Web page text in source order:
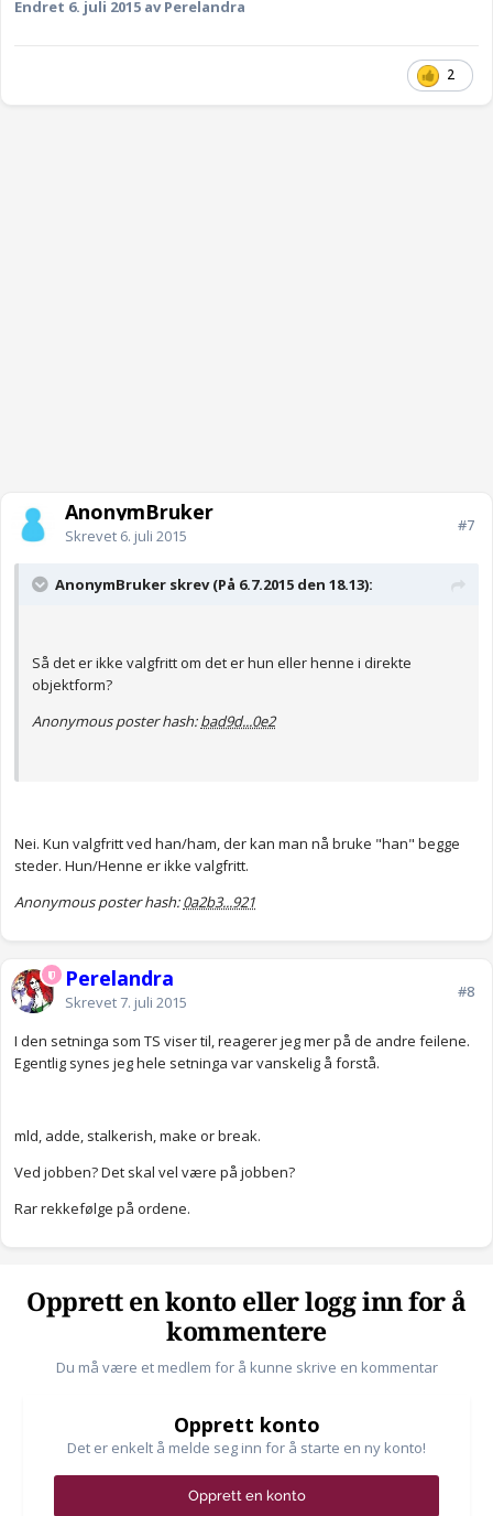
Endret 6. juli 2015 av Perelandra
2
AnonymBruker
Skrevet 6. juli 2015
#7
AnonymBruker skrev (På 6.7.2015 den 18.13):
Så det er ikke valgfritt om det er hun eller henne i direkte
objektform?
Anonymous poster hash:bad9d...0e2
Nei. Kun valgfritt ved han/ham, der kan man nå bruke "han" begge
steder. Hun/Henne er ikke valgfritt.
Anonymous poster hash:0a2b3...921
Perelandra
Skrevet7. juli 2015
#8
I den setninga som TS viser til, reagerer jeg mer på de andre feilene.
Egentlig synes jeg hele setninga var vanskelig å forstå.
mld, adde, stalkerish, make or break.
Ved jobben? Det skal vel være på jobben?
Rar rekkefølge på ordene.
Opprett en konto eller logg inn for å
kommentere
Du må være et medlem for å kunne skrive en kommentar
Opprett konto
Det er enkelt å melde seg inn for å starte en ny konto!
Opprett en konto